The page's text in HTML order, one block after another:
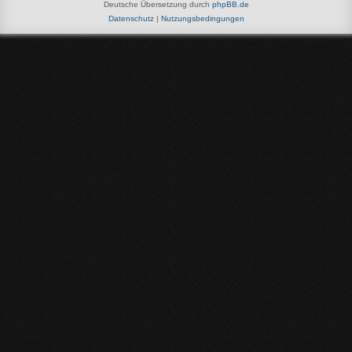
Deutsche Übersetzung durch phpBB.de
Datenschutz| Nutzungsbedingungen